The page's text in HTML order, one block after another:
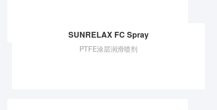
SUNRELAX FC Spray
PTFE涂层润滑喷剂